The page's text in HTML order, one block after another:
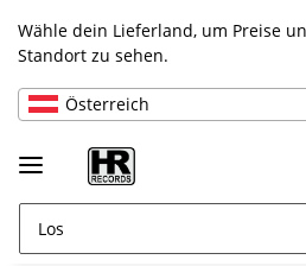
Wähle dein Lieferland, um Preise
Standort zu sehen.
Österreich